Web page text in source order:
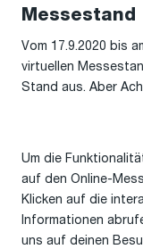
Messestand
Vom 17.9.2020 bis
virtuellen
Stand aus. Aber
Um die
auf den Online-
Klicken auf die
Informationen
uns auf deinen